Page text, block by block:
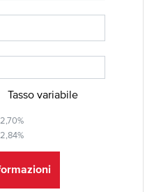
2,70%
2,84%
Tasso variabile